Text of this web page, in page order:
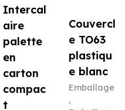
Intercal
aire
palette
en
carton
compac
t
Couvercl
e TO63
plastiqu
e blanc
Emballage
,